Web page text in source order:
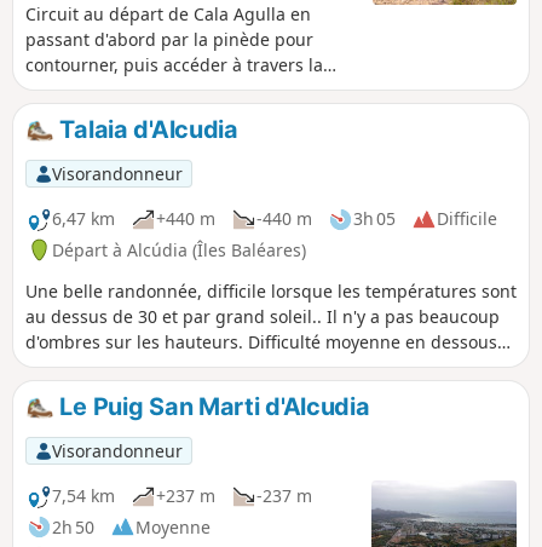
Circuit au départ de Cala Agulla en
passant d'abord par la pinède pour
contourner, puis accéder à travers la
forêt de pins et de chênes, à la Cala
Llobriga, puis à la montée vers Som
Jaumell pour avoir une vue panorama
spectaculaire sur la Cala Lliteres,
Capdepera, la Cala Mezquida et, par
temps clair, jusqu’au Cap de Formentor.
À certains endroits le sentier est
accidenté et n'est pas ombragé donc
vigilance surtout lors des fortes
chaleurs. Possibilité de pause baignade
bien méritée aux différentes calas lors
du parcours.
Talaia d'Alcudia
Visorandonneur
6,47 km
+440 m -440 m 3h 05
Difficile
Départ à Alcúdia (Îles Baléares)
Une belle randonnée, difficile lorsque les températures sont
au dessus de 30 et par grand soleil.. Il n'y a pas beaucoup
d'ombres sur les hauteurs. Difficulté moyenne en dessous
de 30 et par temps nuageux. C'est une belle marche, qui
vous garantira un panorama à 360 degres une fois en haut !
Le Puig San Marti d'Alcudia
Visorandonneur
7,54 km
+237 m
-237 m
2h 50
Moyenne